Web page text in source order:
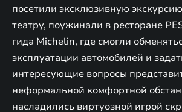
посетили эксклюзивную
театру, поужинали в ресторане
гида Michelin, где смогли
эксплуатации автомобилей и
интересующие вопросы
неформальной комфортной
насладились виртуозной игрой